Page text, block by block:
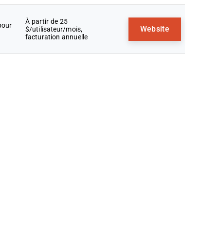
À partir de 25
$/utilisateur/mois,
facturation annuelle
Website